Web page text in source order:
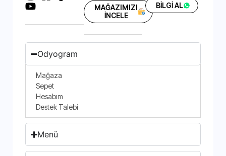
MAĞAZIMIZI
İNCELE
BİLGİ AL
Odyogram
Mağaza
Sepet
Hesabım
Destek Talebi
Menü